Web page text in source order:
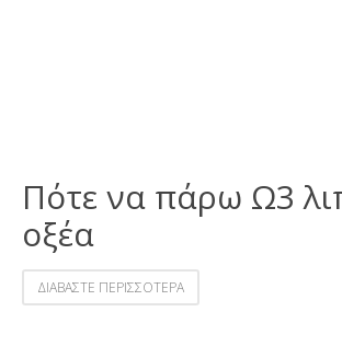
Πότε να πάρω Ω3
οξέα
ΔΙΑΒΑΣΤΕ ΠΕΡΙΣΣΟΤΕΡΑ